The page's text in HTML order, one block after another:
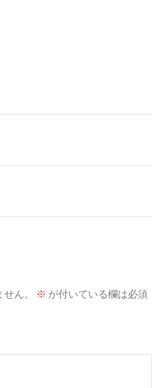
ん。 ※ が付いている欄は必須